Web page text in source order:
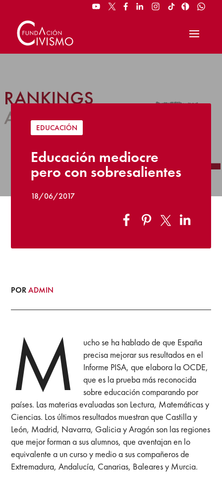
EDUCACIÓN
Educación mediocre
pero con sobresalientes
18/06/2017
PORADMIN
M
ucho se ha hablado de que España
precisa mejorar sus resultados en el
Informe PISA, que elabora la OCDE,
que es la prueba más reconocida
sobre educación comparando por
países. Las materias evaluadas son Lectura, Matemáticas y
Ciencias. Los últimos resultados muestran que Castilla y
León, Madrid, Navarra, Galicia y Aragón son las regiones
que mejor forman a sus alumnos, que aventajan en lo
equivalente a un curso y medio a sus compañeros de
Extremadura, Andalucía, Canarias, Baleares y Murcia.